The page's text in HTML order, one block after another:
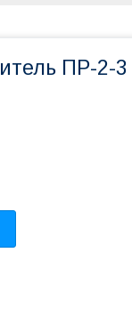
ПР-2-3